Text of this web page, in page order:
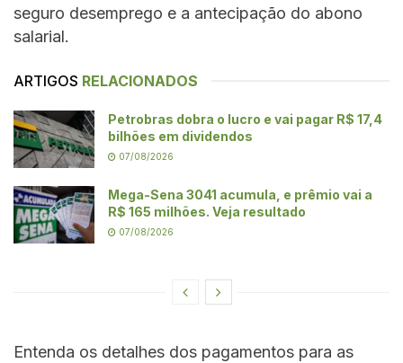
seguro desemprego e a antecipação do abono
salarial.
ARTIGOS RELACIONADOS
Petrobras dobra o lucro e vai pagar R$ 17,4
bilhões em dividendos
07/08/2026
Mega-Sena 3041 acumula, e prêmio vai a
R$ 165 milhões. Veja resultado
07/08/2026
Entenda os detalhes dos pagamentos para as